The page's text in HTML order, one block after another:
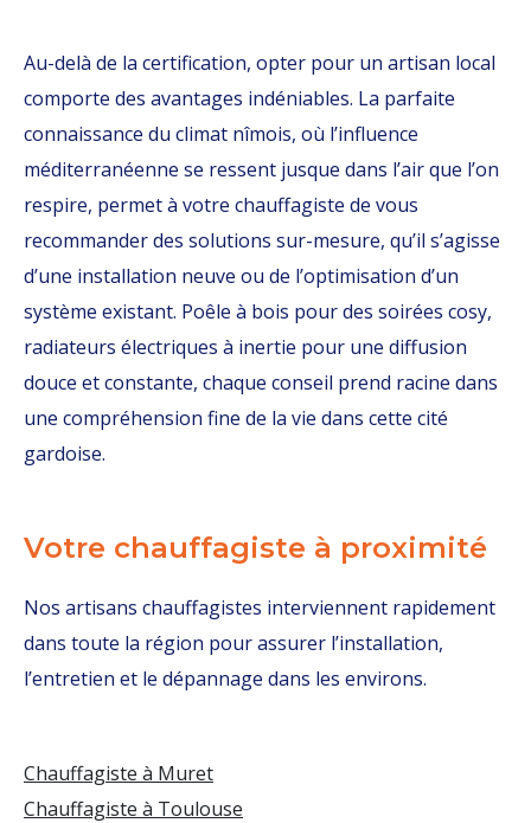
Au-delà de la certification, opter pour un artisan local
comporte des avantages indéniables. La parfaite
connaissance du climat nîmois, où l’influence
méditerranéenne se ressent jusque dans l’air que l’on
respire, permet à votre chauffagiste de vous
recommander des solutions sur-mesure, qu’il s’agisse
d’une installation neuve ou de l’optimisation d’un
système existant. Poêle à bois pour des soirées cosy,
radiateurs électriques à inertie pour une diffusion
douce et constante, chaque conseil prend racine dans
une compréhension fine de la vie dans cette cité
gardoise.
Votre chauffagiste à proximité
Nos artisans chauffagistes interviennent rapidement
dans toute la région pour assurer l’installation,
l’entretien et le dépannage dans les environs.
Chauffagiste à Muret
Chauffagiste à Toulouse